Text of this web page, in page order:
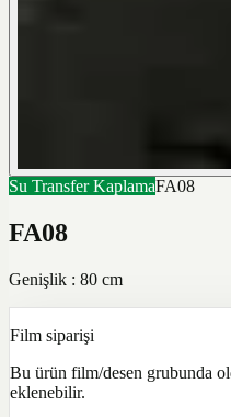
Su Transfer KaplamaFA08
FA08
Genişlik : 80 cm
Film siparişi
Bu ürün film/desen grubunda
eklenebilir.